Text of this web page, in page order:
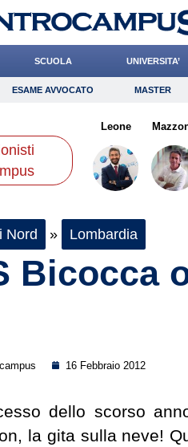
SCUOLA UNIVERSITA’
Esame Avvocato Master
Consigli
ESAME AVVOCATO MASTER
Leone
Nord » Lombardia
Bicocca
16 Febbraio 2012
dello scorso
la gita sulla neve!